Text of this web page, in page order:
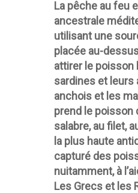
La pêche au feu
ancestrale
utilisant une
placée au-
attirer le poisson
sardines et leurs
anchois et les
prend le poisson
salabre, au filet,
la plus haute
capturé des
nuitamment, à
Les Grecs et les